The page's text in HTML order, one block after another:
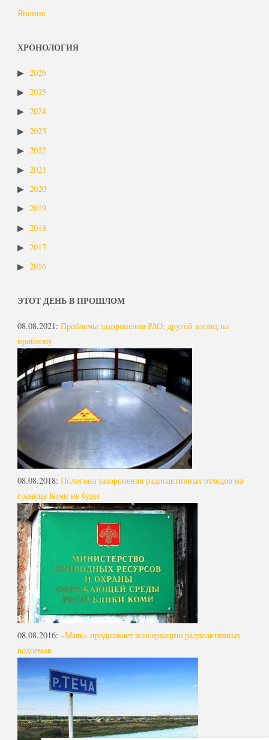
Япония
ХРОНОЛОГИЯ
2026
2025
2024
2023
2022
2021
2020
2019
2018
2017
2016
ЭТОТ ДЕНЬ В ПРОШЛОМ
08.08.2021: Проблемы захоронения РАО: другой взгляд на
проблему
08.08.2018: Полигона захоронения радиоактивных отходов на
границе Коми не будет
08.08.2016: «Маяк» продолжает консервацию радиоактивных
водоемов